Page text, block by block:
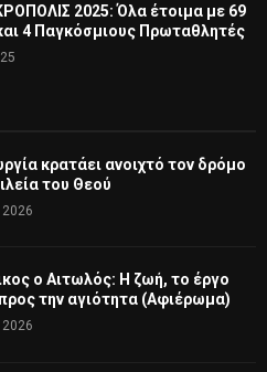
2025: Όλα έτοιμα με 69
4 Παγκόσμιους Πρωταθλητές
κρατάει ανοιχτό τον δρόμο
του Θεού
ο Αιτωλός: Η ζωή, το έργο
την αγιότητα (Αφιέρωμα)